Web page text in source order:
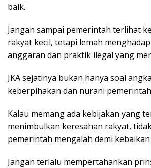
baik.
Jangan sampai pemerintah terlihat
rakyat kecil, tetapi lemah
anggaran dan praktik ilegal yang
JKA sejatinya bukan hanya soal
keberpihakan dan nurani
Kalau memang ada kebijakan yang
menimbulkan keresahan rakyat,
pemerintah mengalah demi
Jangan terlalu mempertahankan